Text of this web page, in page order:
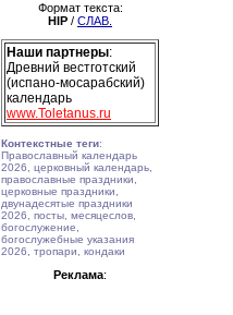
Формат текста:
HIP / СЛАВ.
Наши партнеры:
Древний вестготский
(испано-мосарабский)
календарь
www.Toletanus.ru
Контекстные теги:
Православный календарь
2026, церковный календарь,
православные праздники,
церковные праздники,
двунадесятые праздники
2026, посты, месяцеслов,
богослужение,
богослужебные указания
2026, тропари, кондаки
Реклама: